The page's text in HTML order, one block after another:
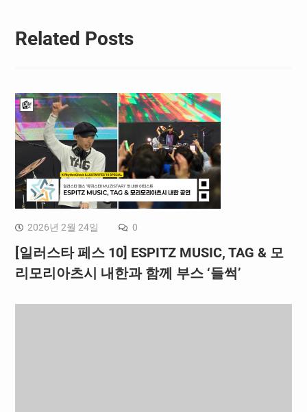
Related Posts
2026년 2월 24일 0
[일러스타 페스 10] ESPITZ MUSIC, TAG & 모
리모리아츠시 내한과 함께 부스 ‘들썩’